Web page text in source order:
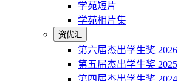
学苑短片
学苑相片集
资优汇
第六届杰出学生奖 2026
第五届杰出学生奖 2025
第四届杰出学生奖 2024